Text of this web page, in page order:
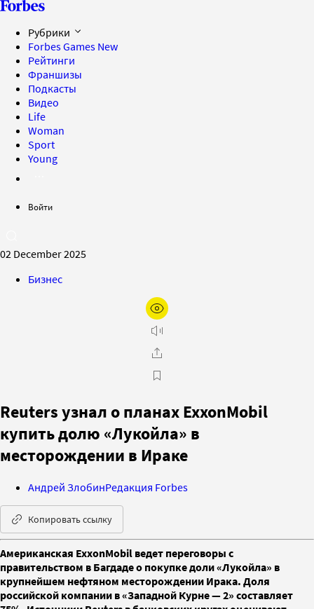
Рубрики
Forbes Games New
Рейтинги
Франшизы
Подкасты
Видео
Life
Woman
Sport
Young
Войти
02 December 2025
Бизнес
Reuters узнал о планах ExxonMobil
купить долю «Лукойла» в
месторождении в Ираке
Андрей ЗлобинРедакция Forbes
Копировать ссылку
Американская ExxonMobil ведет переговоры с
правительством в Багдаде о покупке доли «Лукойла» в
крупнейшем нефтяном месторождении Ирака. Доля
российской компании в «Западной Курне — 2» составляет